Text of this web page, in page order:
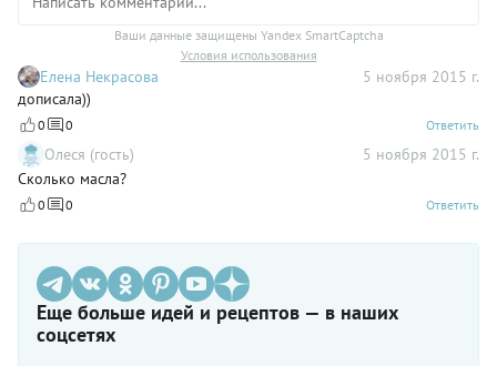
Ваши данные защищены Yandex SmartCaptcha
Условия использования
Елена Некрасова
5 ноября 2015 г.
дописала))
0 0 Ответить
Олеся (гость)
5 ноября 2015 г.
Сколько масла?
0 0 Ответить
Еще больше идей и рецептов — в наших
соцсетях